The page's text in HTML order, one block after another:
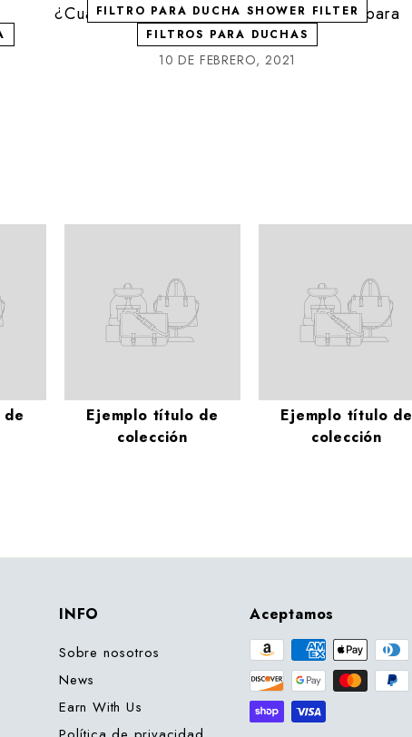
FILTRO PARA DUCHA SHOWER FILTER
FILTROS PARA DUCHAS
¿Cuáles son los beneficios de los filtros para
duchas?
10 DE FEBRERO, 2021
Ejemplo título de
colección
Ejemplo título de
colección
INFO
Sobre nosotros
News
Earn With Us
Aceptamos